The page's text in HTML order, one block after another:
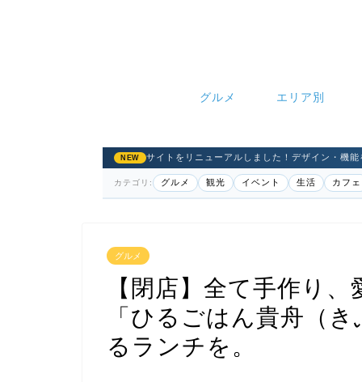
グルメ エリア別
NEW サイトをリニューアルしました！デザイン・機能
カテゴリ: グルメ 観光 イベント 生活 カフェ
グルメ
【閉店】全て手作り
「ひるごはん貴舟（
るランチを。